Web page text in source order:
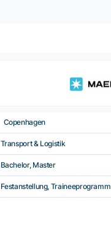
Copenhagen
Transport & Logistik
Bachelor, Master
Festanstellung, Traineeprogramm